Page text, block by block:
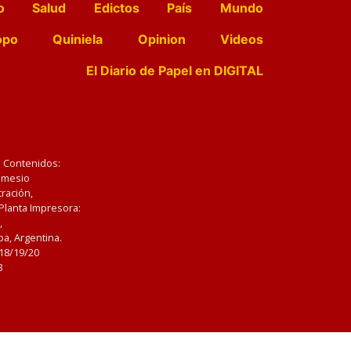
Salud Edictos País
Mundo
Quiniela Opinion
Videos
El Diario de Papel en DIGITAL
Impresora:
Argentina.
19/20